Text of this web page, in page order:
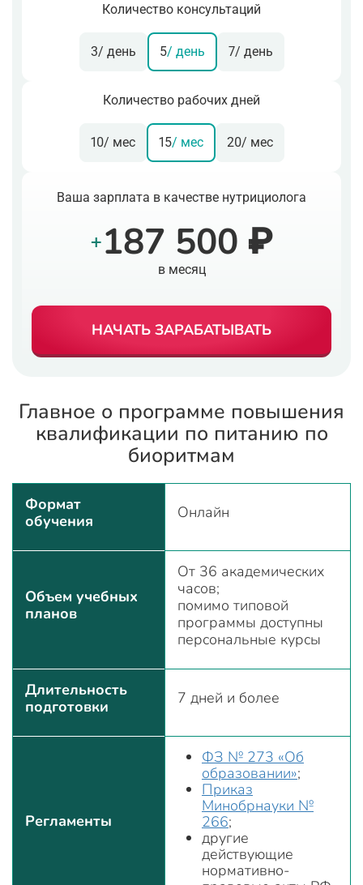
Количество консультаций
3/ день 5/ день 7/ день
Количество рабочих дней
10/ мес 15/ мес 20/ мес
Ваша зарплата в качестве нутрициолога
+187 500 ₽
в месяц
НАЧАТЬ ЗАРАБАТЫВАТЬ
Главное о программе повышения
квалификации по питанию по
биоритмам
Формат
обучения
Онлайн
Объем учебных
планов
От 36 академических
часов;
помимо типовой
программы доступны
персональные курсы
Длительность
подготовки
7 дней и более
Регламенты
ФЗ № 273 «Об
образовании»;
Приказ
Минобрнауки №
266;
другие
действующие
нормативно-